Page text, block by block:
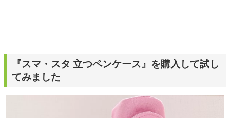
『スマ・スタ 立つペンケース』を購入して試し
てみました